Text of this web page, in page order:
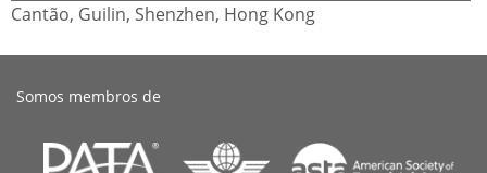
Cantão, Guilin, Shenzhen, Hong Kong
Somos membros de